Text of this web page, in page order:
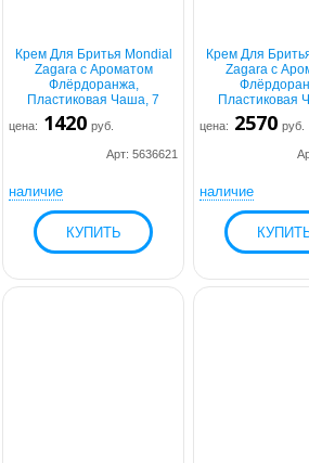
Крем Для Бритья Mondial
Zagara с Ароматом
Флёрдоранжа,
Пластиковая Чаша, 7
цена: 1420 руб.
Арт: 5636621
наличие
Крем Для
Zagara с
Пластиковая
цена: 2570 руб.
наличие